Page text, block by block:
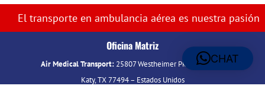
El transporte en ambulancia aérea es nuestra pasión
Oficina Matriz
Air Medical Transport:25807 Westheimer Pkwy., Ste 411
Katy, TX 77494 – Estados Unidos
CHAT